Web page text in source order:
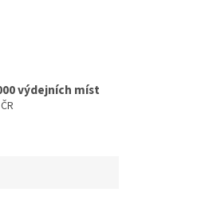
výdejních míst